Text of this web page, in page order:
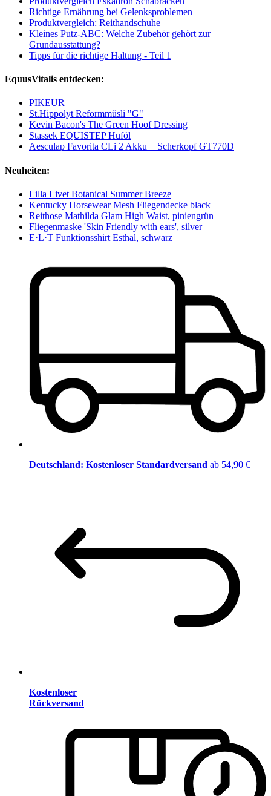
Richtige Ernährung bei Gelenksproblemen
Produktvergleich: Reithandschuhe
Kleines Putz-ABC: Welche Zubehör gehört zur
Grundausstattung?
Tipps für die richtige Haltung - Teil 1
EquusVitalis entdecken:
PIKEUR
St.Hippolyt Reformmüsli "G"
Kevin Bacon's The Green Hoof Dressing
Stassek EQUISTEP Huföl
Aesculap Favorita CLi 2 Akku + Scherkopf GT770D
Neuheiten:
Lilla Livet Botanical Summer Breeze
Kentucky Horsewear Mesh Fliegendecke black
Reithose Mathilda Glam High Waist, piniengrün
Fliegenmaske 'Skin Friendly with ears', silver
E·L·T Funktionsshirt Esthal, schwarz
Deutschland: Kostenloser Standardversand ab 54,90 €
Kostenloser
Rückversand